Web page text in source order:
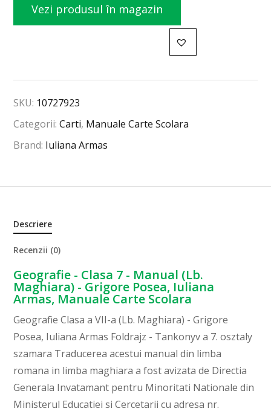
Vezi produsul în magazin
SKU: 10727923
Categorii:Carti, Manuale Carte Scolara
Brand: Iuliana Armas
Descriere
Recenzii (0)
Geografie - Clasa 7 - Manual (Lb.
Maghiara) - Grigore Posea, Iuliana
Armas, Manuale Carte Scolara
Geografie Clasa a VII-a (Lb. Maghiara) - Grigore
Posea, Iuliana Armas Foldrajz - Tankonyv a 7. osztaly
szamara Traducerea acestui manual din limba
romana in limba maghiara a fost avizata de Directia
Generala Invatamant pentru Minoritati Nationale din
Ministerul Educatiei si Cercetarii cu adresa nr.